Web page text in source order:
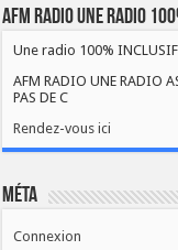
AFM RADIO UNE RADIO
Une radio 100% INCLUSIF
AFM RADIO UNE RADIO
PAS DE C
Rendez-vous ici
Méta
Connexion